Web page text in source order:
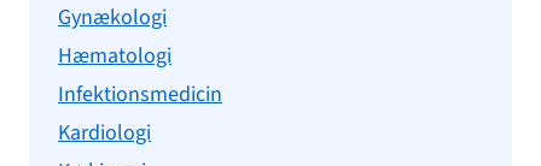
Gynækologi
Hæmatologi
Infektionsmedicin
Kardiologi